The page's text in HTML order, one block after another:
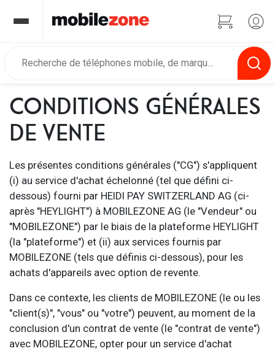
CONDITIONS GÉNÉRALES
DE VENTE
Les présentes conditions générales ("CG") s'appliquent
(i) au service d'achat échelonné (tel que défini ci-
dessous) fourni par HEIDI PAY SWITZERLAND AG (ci-
après "HEYLIGHT") à MOBILEZONE AG (le "Vendeur" ou
"MOBILEZONE") par le biais de la plateforme HEYLIGHT
(la "plateforme") et (ii) aux services fournis par
MOBILEZONE (tels que définis ci-dessous), pour les
achats d'appareils avec option de revente.
Dans ce contexte, les clients de MOBILEZONE (le ou les
"client(s)", "vous" ou "votre") peuvent, au moment de la
conclusion d'un contrat de vente (le "contrat de vente")
avec MOBILEZONE, opter pour un service d'achat